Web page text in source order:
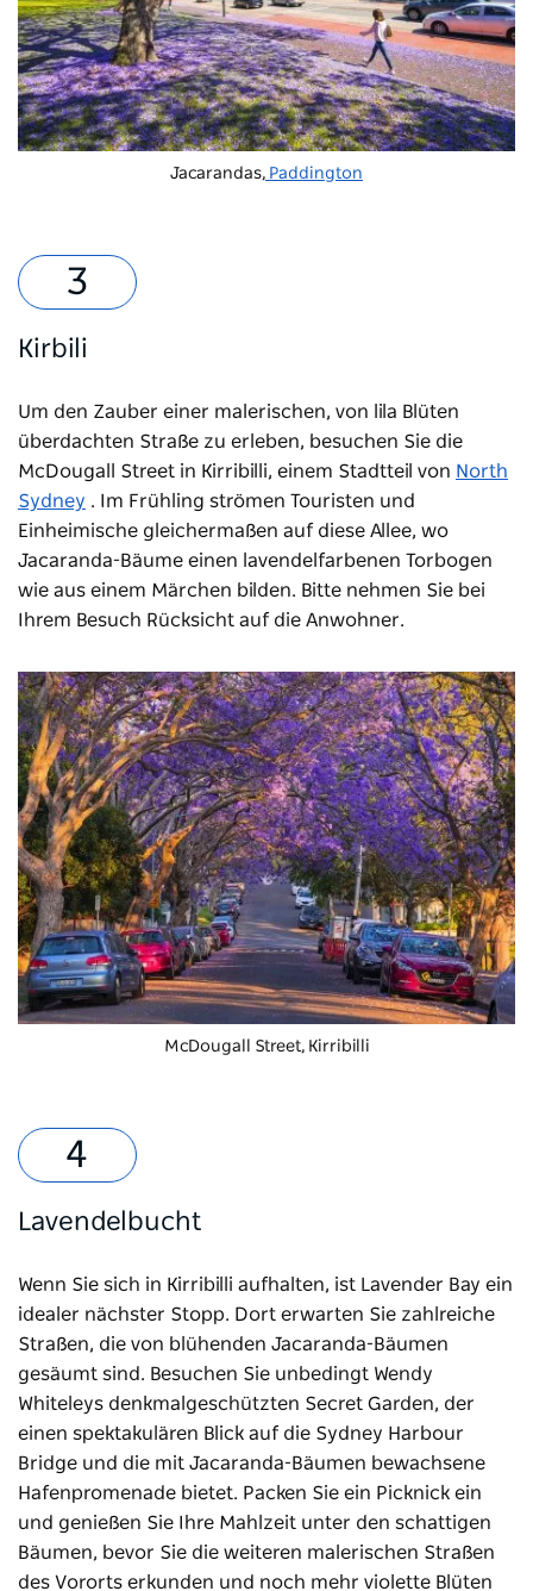
Jacarandas, Paddington
Kirbili
Um den Zauber einer malerischen, von lila Blüten
überdachten Straße zu erleben, besuchen Sie die
McDougall Street in Kirribilli, einem Stadtteil von North
Sydney . Im Frühling strömen Touristen und
Einheimische gleichermaßen auf diese Allee, wo
Jacaranda-Bäume einen lavendelfarbenen Torbogen
wie aus einem Märchen bilden. Bitte nehmen Sie bei
Ihrem Besuch Rücksicht auf die Anwohner.
McDougall Street, Kirribilli
Lavendelbucht
Wenn Sie sich in Kirribilli aufhalten, ist Lavender Bay ein
idealer nächster Stopp. Dort erwarten Sie zahlreiche
Straßen, die von blühenden Jacaranda-Bäumen
gesäumt sind. Besuchen Sie unbedingt Wendy
Whiteleys denkmalgeschützten Secret Garden, der
einen spektakulären Blick auf die Sydney Harbour
Bridge und die mit Jacaranda-Bäumen bewachsene
Hafenpromenade bietet. Packen Sie ein Picknick ein
und genießen Sie Ihre Mahlzeit unter den schattigen
Bäumen, bevor Sie die weiteren malerischen Straßen
des Vororts erkunden und noch mehr violette Blüten